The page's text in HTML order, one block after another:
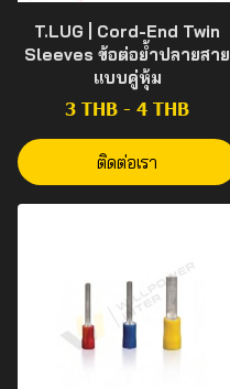
T.LUG | Cord-End Twin
Sleeves ข้อต่อย้ำปลายสาย
แบบคู่หุ้ม
3 THB -4 THB
ติดต่อเรา